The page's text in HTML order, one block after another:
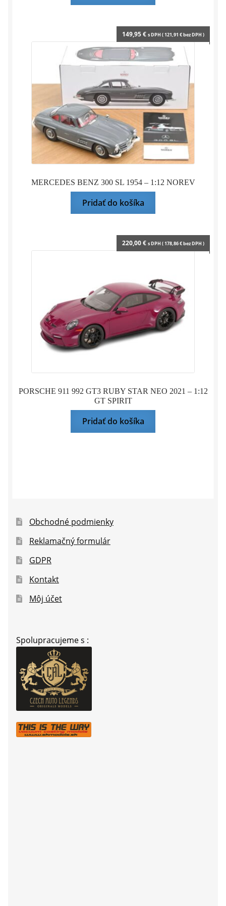
MERCEDES BENZ 300 SL 1954 – 1:12 NOREV
149,95€ s DPH (121,91 €bez DPH )
Pridať do košíka
PORSCHE 911 992 GT3 RUBY STAR NEO 2021 – 1:12
GT SPIRIT
220,00€ s DPH (178,86€bez DPH )
Pridať do košíka
Obchodné podmienky
Reklamačný formulár
GDPR
Kontakt
Môj účet
Spolupracujeme s :